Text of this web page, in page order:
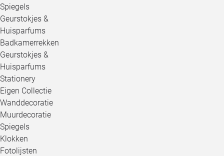
Spiegels
Geurstokjes &
Huisparfums
Badkamerrekken
Geurstokjes &
Huisparfums
Stationery
Eigen Collectie
Wanddecoratie
Muurdecoratie
Spiegels
Klokken
Fotolijsten